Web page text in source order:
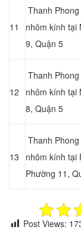
11
Thanh
nhôm kính tại
9, Quận 5
12
Thanh
nhôm kính tại
8, Quận 5
13
Thanh
nhôm kính tại
Phường 11,
Post Views: